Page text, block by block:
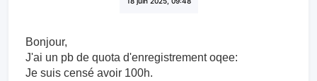
Bonjour,
J'ai un pb de quota d'enregistrement oqee:
Je suis censé avoir 100h.